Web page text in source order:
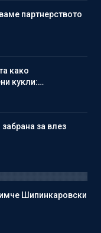
партнерството
како
кукли:…
за влез
Шипинкаровски